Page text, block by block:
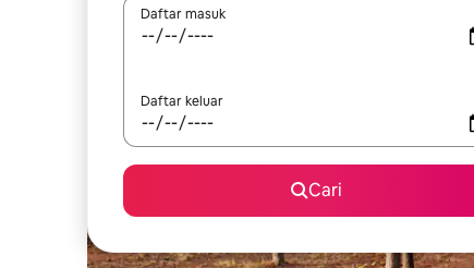
Daftar masuk
Daftar keluar
Cari